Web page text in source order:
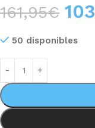
161,95€
50 disponibles